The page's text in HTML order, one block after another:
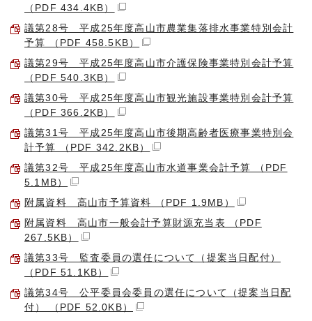
（PDF 434.4KB）
議第28号 平成25年度高山市農業集落排水事業特別会計
予算 （PDF 458.5KB）
議第29号 平成25年度高山市介護保険事業特別会計予算
（PDF 540.3KB）
議第30号 平成25年度高山市観光施設事業特別会計予算
（PDF 366.2KB）
議第31号 平成25年度高山市後期高齢者医療事業特別会
計予算 （PDF 342.2KB）
議第32号 平成25年度高山市水道事業会計予算 （PDF
5.1MB）
附属資料 高山市予算資料 （PDF 1.9MB）
附属資料 高山市一般会計予算財源充当表 （PDF
267.5KB）
議第33号 監査委員の選任について（提案当日配付）
（PDF 51.1KB）
議第34号 公平委員会委員の選任について（提案当日配
付） （PDF 52.0KB）